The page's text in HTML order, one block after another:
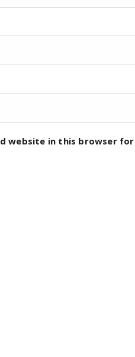
website in this browser